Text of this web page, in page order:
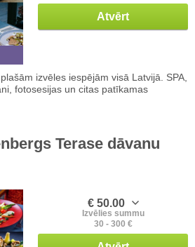
Atvērt
izvēles iespējām visā Latvijā. SPA,
fotosesijas un citas patīkamas
Terase dāvanu
€ 50.00
Izvēlies summu
30 - 300 €